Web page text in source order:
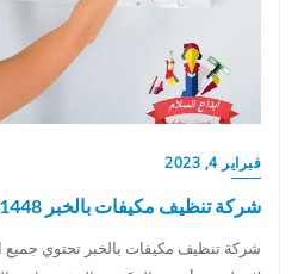
فبراير 4, 2023
شركة تنظيف مكيفات بالخبر 0539351448
شركة تنظيف مكيفات بالخبر تحتوي جميع